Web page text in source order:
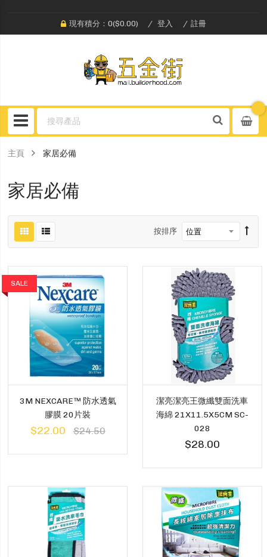
現有積分：0($0.00) 登入 註冊
主頁 家居必備
家居必備
按排序
SALE
3M NEXCARE™ 防水透氣
膠膜 20片裝
$22.00 $24.50
潔亮潔亮王微纖雙面洗車
海綿 21X11.5X5CM SC-
028
$28.00